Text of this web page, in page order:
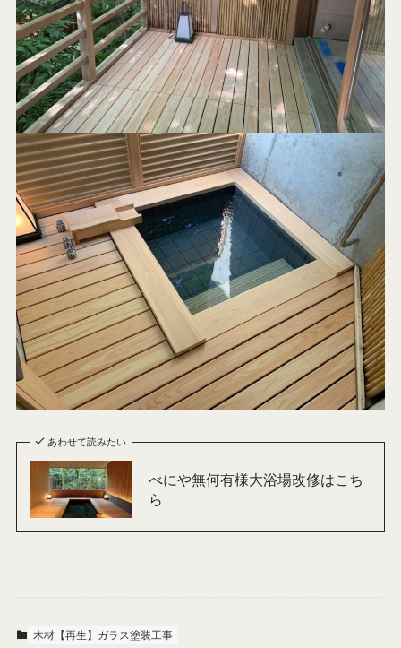
あわせて読みたい
べにや無何有様大浴場改修はこち
ら
木材【再生】ガラス塗装工事